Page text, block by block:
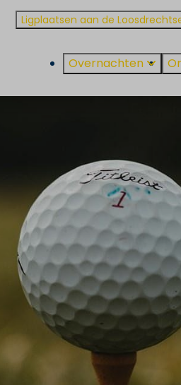
Ligplaatsen aan de
Overnachten